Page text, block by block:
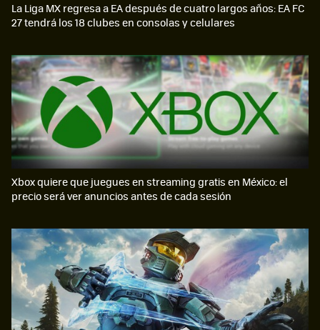
La Liga MX regresa a EA después de cuatro largos años: EA FC
27 tendrá los 18 clubes en consolas y celulares
Xbox quiere que juegues en streaming gratis en México: el
precio será ver anuncios antes de cada sesión